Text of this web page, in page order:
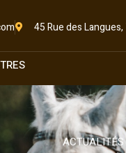
45 Rue des
ACTUALITÉS